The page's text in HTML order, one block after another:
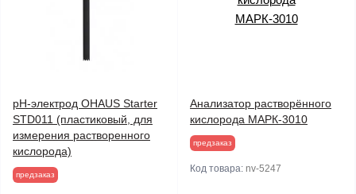
pH-электрод OHAUS Starter
STD011 (пластиковый, для
измерения растворенного
кислорода)
предзаказ
Анализатор растворённого
кислорода МАРК-3010
предзаказ
Код товара: nv-5247